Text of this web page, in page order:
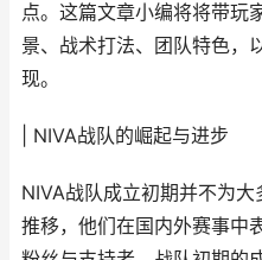
点。这篇文章小编将将带玩
景、战术打法、团队特色，
现。
| NIVA战队的崛起与进步
NIVA战队成立初期并不为
推移，他们在国内外赛事中